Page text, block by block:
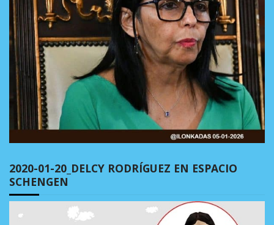
2020-01-20_DELCY RODRÍGUEZ EN ESPACIO
SCHENGEN